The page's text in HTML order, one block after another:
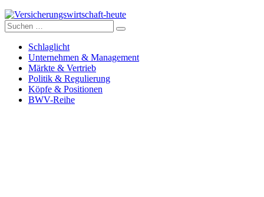
Versicherungswirtschaft-heute
Suche
nach:
Schlaglicht
Unternehmen & Management
Märkte & Vertrieb
Politik & Regulierung
Köpfe & Positionen
BWV-Reihe